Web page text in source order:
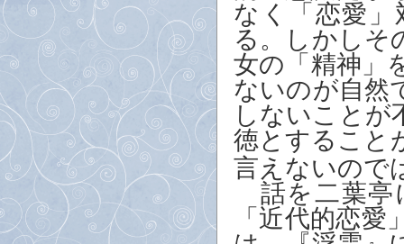
なく「恋愛
る。しかしそ
女の「精神」
ないのが自然
しないことが
徳とすること
言えないので
話を二葉亭
「近代的恋